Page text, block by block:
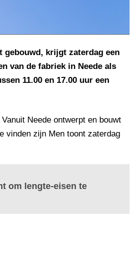
krijgt zaterdag een
van de fabriek in Neede als
11.00 en 17.00 uur een
Neede ontwerpt en bouwt
vinden zijn Men toont zaterdag
om lengte-eisen te